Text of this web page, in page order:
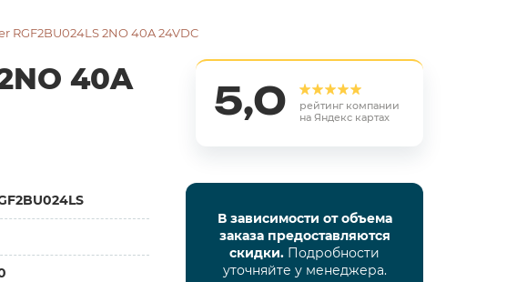
RGF2BU024LS 2NO 40A 24VDC
40A
5,0
рейтинг компании
на Яндекс картах
В зависимости от объема
заказа предоставляются
скидки. Подробности
уточняйте у менеджера.